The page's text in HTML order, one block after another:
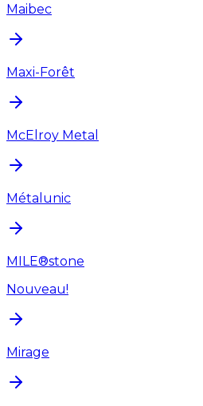
Maibec
Maxi-Forêt
McElroy Metal
Métalunic
MILE®stone
Nouveau!
Mirage